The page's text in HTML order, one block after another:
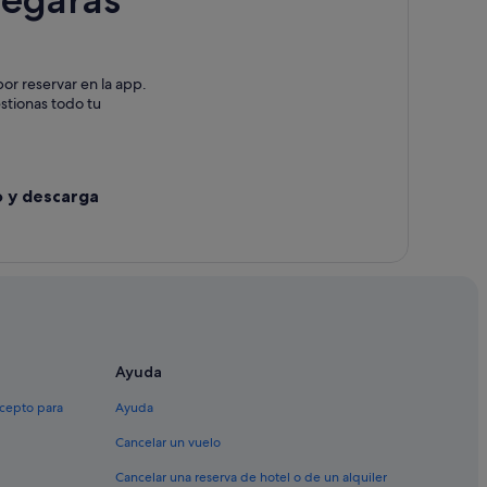
de Mar
reservar en la app.
todo tu
y descarga
para
Ayuda
Ayuda
Cancelar un vuelo
Cancelar una reserva de hotel o de un alquiler